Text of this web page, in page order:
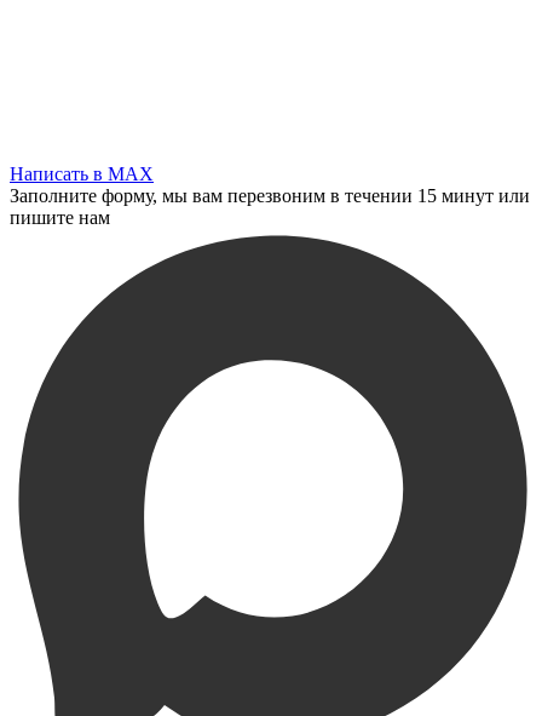
Написать в MAX
Заполните форму, мы вам перезвоним в течении 15 минут или
пишите нам